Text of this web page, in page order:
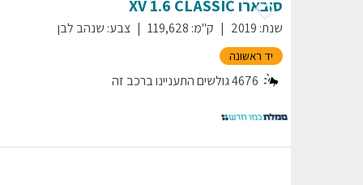
סובארו XV 1.6 CLASSIC
שנת:
2019 ק"מ:
119,628 צבע: שנהב לבן
יד ראשונה
4676גולשים התעניינו ברכב זה